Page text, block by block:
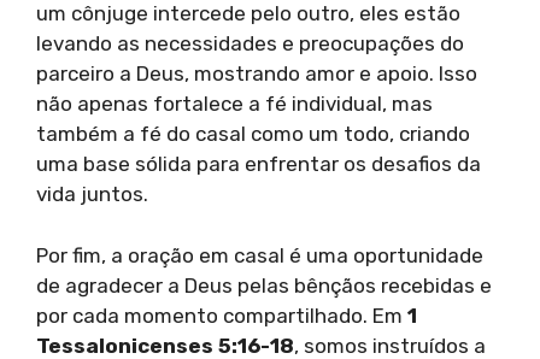
um cônjuge intercede pelo outro, eles estão
levando as necessidades e preocupações do
parceiro a Deus, mostrando amor e apoio. Isso
não apenas fortalece a fé individual, mas
também a fé do casal como um todo, criando
uma base sólida para enfrentar os desafios da
vida juntos.
Por fim, a oração em casal é uma oportunidade
de agradecer a Deus pelas bênçãos recebidas e
por cada momento compartilhado. Em 1
Tessalonicenses 5:16-18, somos instruídos a